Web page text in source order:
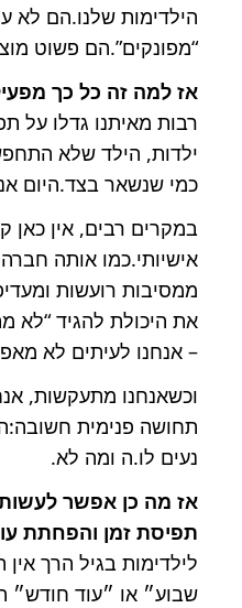
הילדימות שלנו.הם לא
“מפונקים”.הם פשוט
אז למה זה כל כך
רבות מאיתנו גדלו על
ילדות, הילד שלא
כמי שנשאר בצד.היום
במקרים רבים, אין כאן
אישיותי.כמו אותה
ממסיבות רועשות
את היכולת להגיד “לא
– אנחנו לעיתים לא
וכשאנחנו מתעקשות,
תחושה פנימית
נעים לו.ה ומה לא.
אז מה כן אפשר
תפיסת זמן והפחתת
לילדימות בגיל הרך
שבוע״ או ״עוד חודש״